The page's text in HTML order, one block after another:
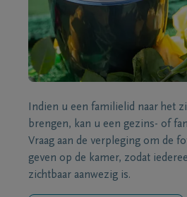
Indien u een familielid naar het
brengen, kan u een gezins- of
Vraag aan de verpleging om de
geven op de kamer, zodat
zichtbaar aanwezig is.